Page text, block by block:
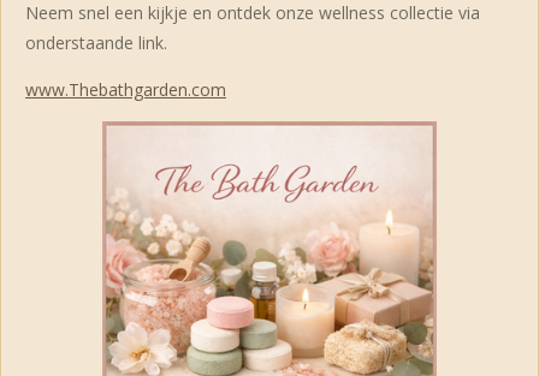
Neem snel een kijkje en ontdek onze wellness collectie via
onderstaande link.
www.Thebathgarden.com